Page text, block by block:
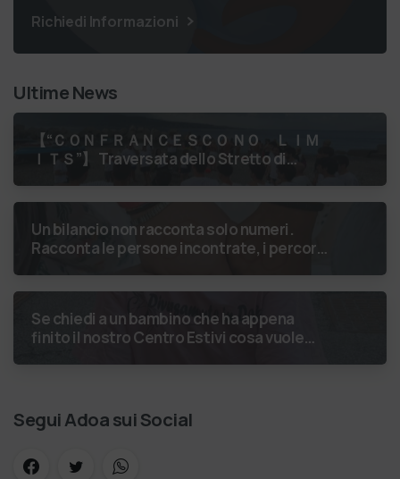
Richiedi Informazioni
Ultime News
【 “ＣＯＮＦＲＡＮＣＥＳＣＯ ＮＯ ＬＩＭ
ＩＴＳ”】 Traversata dello Stretto di
Un bilancio non racconta solo numeri.
Racconta le persone incontrate, i percorsi
Se chiedi a un bambino che ha appena
finito il nostro Centro Estivi cosa vuole
Segui Adoa sui Social